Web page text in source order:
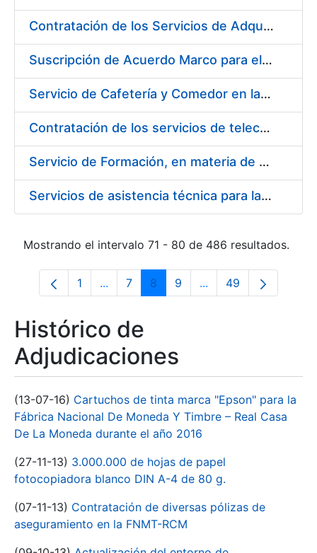
Contratación de los Servicios de Adquisición, Renovación y Mantenimiento de Licencias Software de Ofimática ( 2 lotes)
Suscripción de Acuerdo Marco para el Suministro de Material de Acero Inoxidable de la Entidad Pública Empresarial Fábrica Nacional de Moneda y Timbre-Real Casa de la Moneda (FNMT-RCM)
Servicio de Cafetería y Comedor en la sede central de la Fábrica Nacional de Moneda y Timbre-Real Casa de la Moneda en Madrid
Contratación de los servicios de telecomunicaciones para la FNMT-RCM
Servicio de Formación, en materia de Prevención de Riesgos Laborales, de Cursos de Operador de Carretillas de Manutención, Puente Grúa, Polipastos y Plataformas Móviles de Personal (PEMP), en su sede de Madrid y Burgos
Servicios de asistencia técnica para la realización de análisis de las aguas potables
Mostrando el intervalo 71 - 80 de 486 resultados.
Página
1 ...Páginas intermedias Use TAB para
Página
7 Página
8 Página
9 ...Páginas intermedias
Página
49
Histórico de
Adjudicaciones
(13-07-16) Cartuchos de tinta marca "Epson" para la
Fábrica Nacional De Moneda Y Timbre – Real Casa
De La Moneda durante el año 2016
(27-11-13) 3.000.000 de hojas de papel
fotocopiadora blanco DIN A-4 de 80 g.
(07-11-13) Contratación de diversas pólizas de
aseguramiento en la FNMT-RCM